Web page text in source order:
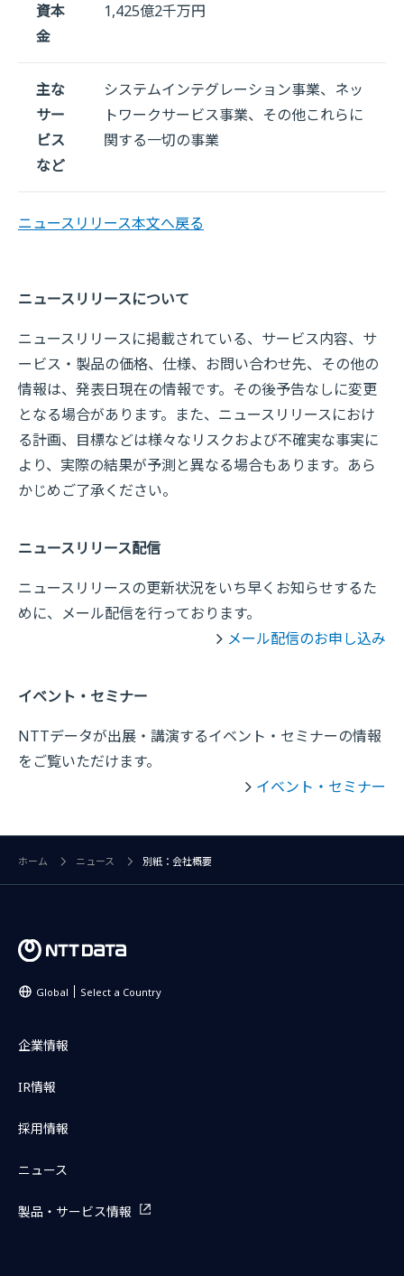
資本
金
1,425億2千万円
主な
サー
ビス
など
システムインテグレーション事業、ネッ
トワークサービス事業、その他これらに
関する一切の事業
ニュースリリース本文へ戻る
ニュースリリースについて
ニュースリリースに掲載されている、サービス内容、サ
ービス・製品の価格、仕様、お問い合わせ先、その他の
情報は、発表日現在の情報です。その後予告なしに変更
となる場合があります。また、ニュースリリースにおけ
る計画、目標などは様々なリスクおよび不確実な事実に
より、実際の結果が予測と異なる場合もあります。あら
かじめご了承ください。
ニュースリリース配信
ニュースリリースの更新状況をいち早くお知らせするた
めに、メール配信を行っております。
メール配信のお申し込み
イベント・セミナー
NTTデータが出展・講演するイベント・セミナーの情報
をご覧いただけます。
イベント・セミナー
ホーム ニュース 別紙：会社概要
Global Select a Country
企業情報
IR情報
採用情報
ニュース
製品・サービス情報